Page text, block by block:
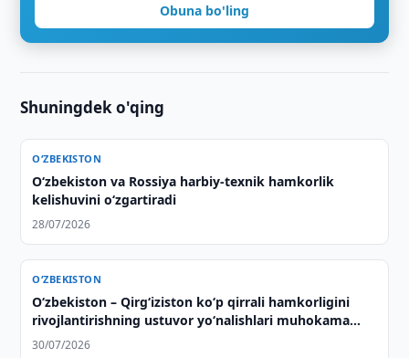
Obuna bo'ling
Shuningdek o'qing
O‘ZBEKISTON
O‘zbekiston va Rossiya harbiy-texnik hamkorlik
kelishuvini o‘zgartiradi
28/07/2026
O‘ZBEKISTON
Oʻzbekiston – Qirgʻiziston koʻp qirrali hamkorligini
rivojlantirishning ustuvor yoʻnalishlari muhokama
qilindi
30/07/2026